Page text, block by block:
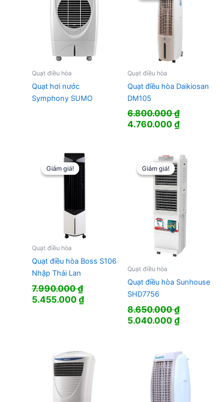
Quạt điều hòa
Quạt hơi nước
Symphony SUMO
Quạt điều hòa
Quạt điều hòa Daikiosan
DM105
6.800.000₫
Giá
6.800.000 ₫.
4.760.000₫Giá
là:
Giảm giá!
Giảm giá!
Quạt điều hòa
Quạt điều hòa Boss S106
Nhập Thái Lan
7.990.000₫
Giá
5.455.000₫Giá
Giảm giá!
Giảm giá!
Quạt điều hòa
Quạt điều hòa Sunhouse
SHD7756
8.650.000₫
Giá
8.650.000 ₫.
5.040.000₫Giá
là: